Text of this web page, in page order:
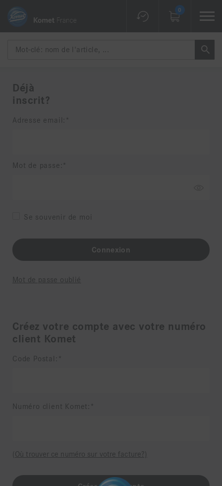
0
Déjà
inscrit?
Adresse email:
Mot de passe:
Se souvenir de moi
Mot de passe oublié
Créez votre compte avec votre numéro
client Komet
Code Postal:
Numéro client Komet:
(Où trouver ce numéro sur votre facture?)